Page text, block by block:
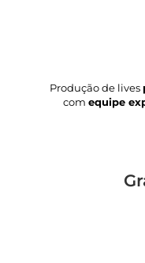
Produção de lives
com equipe